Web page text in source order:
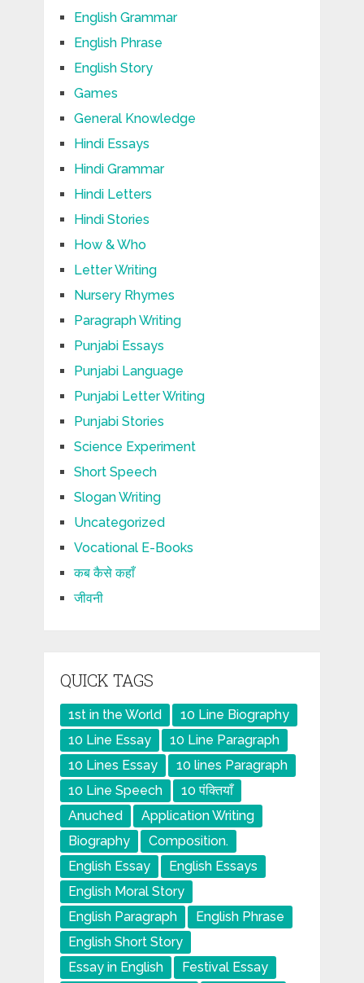
English Grammar
English Phrase
English Story
Games
General Knowledge
Hindi Essays
Hindi Grammar
Hindi Letters
Hindi Stories
How & Who
Letter Writing
Nursery Rhymes
Paragraph Writing
Punjabi Essays
Punjabi Language
Punjabi Letter Writing
Punjabi Stories
Science Experiment
Short Speech
Slogan Writing
Uncategorized
Vocational E-Books
कब कैसे कहाँ
जीवनी
QUICK TAGS
1st in the World
10 Line Biography
10 Line Essay
10 Line Paragraph
10 Lines Essay
10 lines Paragraph
10 Line Speech
10 पंक्तियाँ
Anuched
Application Writing
Biography
Composition.
English Essay
English Essays
English Moral Story
English Paragraph
English Phrase
English Short Story
Essay in English
Festival Essay